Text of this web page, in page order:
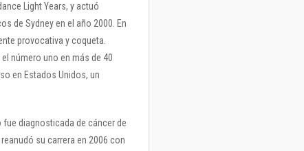
Light Years, y actuó
de Sydney en el año 2000. En
provocativa y coqueta.
el número uno en más de 40
en Estados Unidos, un
diagnosticada de cáncer de
su carrera en 2006 con